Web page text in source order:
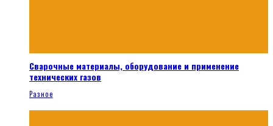
Сварочные материалы, оборудование и применение
технических газов
Разное